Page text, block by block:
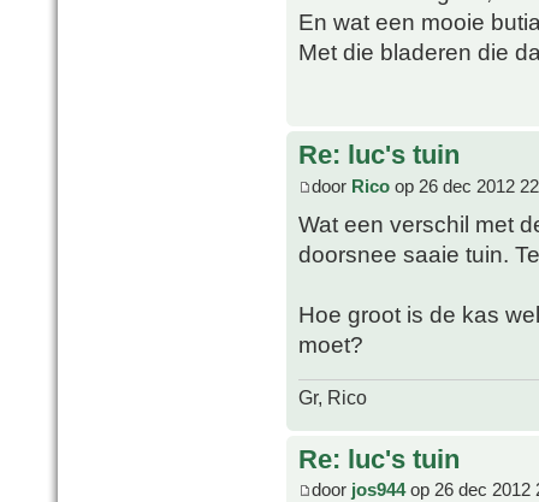
En wat een mooie
Met die bladeren die
Re: luc's tuin
door Rico op 26 dec 2012
Wat een verschil met
doorsnee saaie tuin.
Hoe groot is de kas
moet?
Gr, Rico
Re: luc's tuin
door jos944op 26 dec 2012